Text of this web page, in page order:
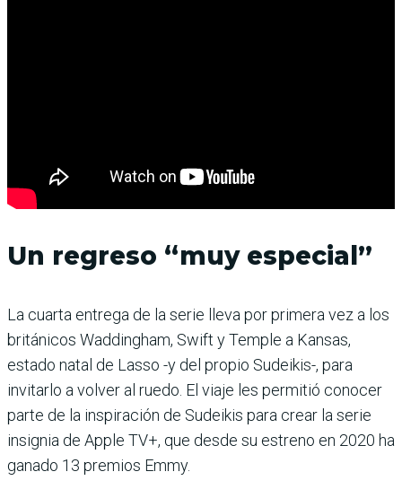
Un regreso “muy especial”
La cuarta entrega de la serie lleva por primera vez a los
británicos Waddingham, Swift y Temple a Kansas,
estado natal de Lasso -y del propio Sudeikis-, para
invitarlo a volver al ruedo. El viaje les permitió conocer
parte de la inspiración de Sudeikis para crear la serie
insignia de Apple TV+, que desde su estreno en 2020 ha
ganado 13 premios Emmy.